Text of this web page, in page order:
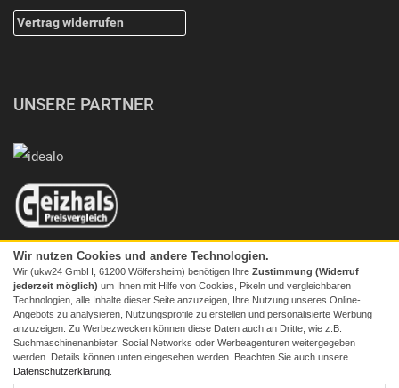
Vertrag widerrufen
UNSERE PARTNER
Wir nutzen Cookies und andere Technologien.
Wir (ukw24 GmbH, 61200 Wölfersheim) benötigen Ihre Zustimmung (Widerruf
jederzeit möglich) um Ihnen mit Hilfe von Cookies, Pixeln und vergleichbaren
Technologien, alle Inhalte dieser Seite anzuzeigen, Ihre Nutzung unseres Online-
Angebots zu analysieren, Nutzungsprofile zu erstellen und personalisierte Werbung
anzuzeigen. Zu Werbezwecken können diese Daten auch an Dritte, wie z.B.
Suchmaschinenanbieter, Social Networks oder Werbeagenturen weitergegeben
werden. Details können unten eingesehen werden. Beachten Sie auch unsere
Datenschutzerklärung